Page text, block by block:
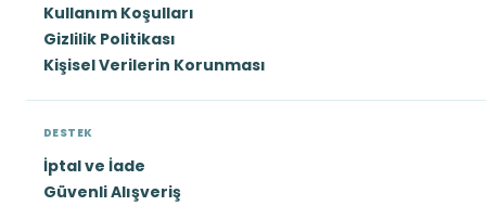
Kullanım Koşulları
Gizlilik Politikası
Kişisel Verilerin Korunması
DESTEK
İptal ve İade
Güvenli Alışveriş